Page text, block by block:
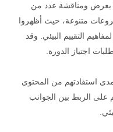
بعرض ومناقشة عدد من
متنوعة، حيث أظهروا
التقييم البيئي. وقد
اجتياز الدورة.
استفادتهم من المحتوى
على الربط بين الجوانب